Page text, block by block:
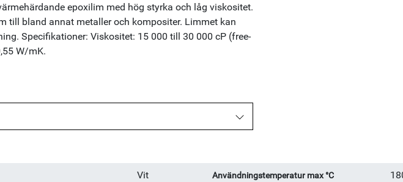
epoxilim med hög styrka och låg viskositet.
till bland annat metaller och kompositer. Limmet kan
Specifikationer: Viskositet: 15 000 till 30 000 cP (free-
W/mK.
Vit Användningstemperatur max °C